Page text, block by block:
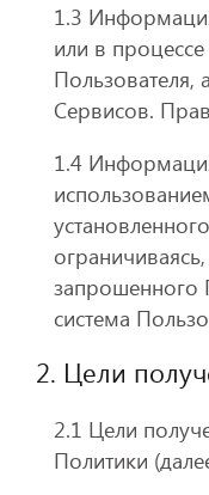
1.3
или в
Сервисов.
1.4
запрошенного
система
2. Цели
2.1 Цели
Политики